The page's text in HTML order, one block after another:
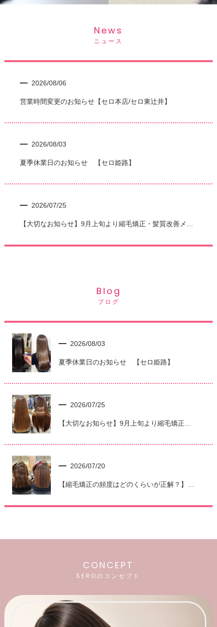
News
ニュース
2026/08/06
営業時間変更のお知らせ【セロ本店/セロ東辻井】
2026/08/03
夏季休業日のお知らせ 【セロ姫路】
2026/07/25
Blog
ブログ
2026/08/03
夏季休業日のお知らせ 【セロ姫路】
2026/07/25
2026/07/20
CONCEPT
SEROのコンセプト